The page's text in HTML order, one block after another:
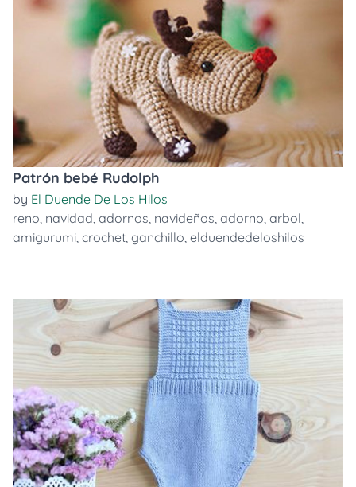
Patrón bebé Rudolph
by El Duende De Los Hilos
reno, navidad, adornos, navideños, adorno, arbol,
amigurumi, crochet, ganchillo, elduendedeloshilos